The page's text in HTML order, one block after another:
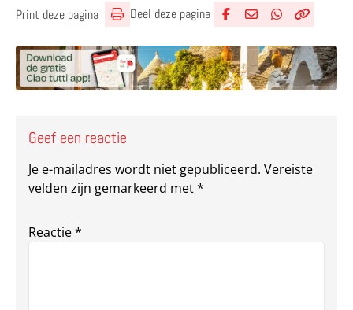
Print deze pagina Deel deze pagina
Geef een reactie
Je e-mailadres wordt niet gepubliceerd. Vereiste
velden zijn gemarkeerd met*
Reactie*